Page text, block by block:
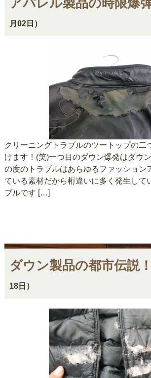
アパレル製品の時限爆
月02日）
クリーニングトラブルのツートップの二
けます！(笑)一つ目のダウン爆発はダウ
の度のトラブルはあらゆるファッション
ている素材だから桁違いに多く発生して
ブルです […]
ダウン製品の都市伝説！
18日）